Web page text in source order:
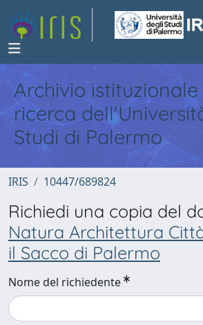
Archivio
ricerca
Studi di Palermo
IRIS 10447/689824
Richiedi una copia del
Natura Architettura
il Sacco di Palermo
Nome del richiedente